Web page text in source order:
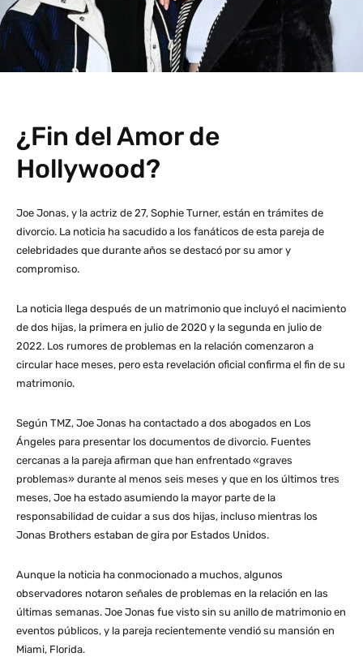
¿Fin del Amor de
Hollywood?
Joe Jonas, y la actriz de 27, Sophie Turner, están en trámites de
divorcio. La noticia ha sacudido a los fanáticos de esta pareja de
celebridades que durante años se destacó por su amor y
compromiso.
La noticia llega después de un matrimonio que incluyó el nacimiento
de dos hijas, la primera en julio de 2020 y la segunda en julio de
2022. Los rumores de problemas en la relación comenzaron a
circular hace meses, pero esta revelación oficial confirma el fin de su
matrimonio.
Según TMZ, Joe Jonas ha contactado a dos abogados en Los
Ángeles para presentar los documentos de divorcio. Fuentes
cercanas a la pareja afirman que han enfrentado «graves
problemas» durante al menos seis meses y que en los últimos tres
meses, Joe ha estado asumiendo la mayor parte de la
responsabilidad de cuidar a sus dos hijas, incluso mientras los
Jonas Brothers estaban de gira por Estados Unidos.
Aunque la noticia ha conmocionado a muchos, algunos
observadores notaron señales de problemas en la relación en las
últimas semanas. Joe Jonas fue visto sin su anillo de matrimonio en
eventos públicos, y la pareja recientemente vendió su mansión en
Miami, Florida.